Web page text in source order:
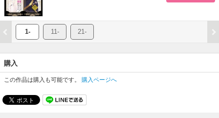
1- 11- 21-
購入
この作品は購入も可能です。 購入ページへ